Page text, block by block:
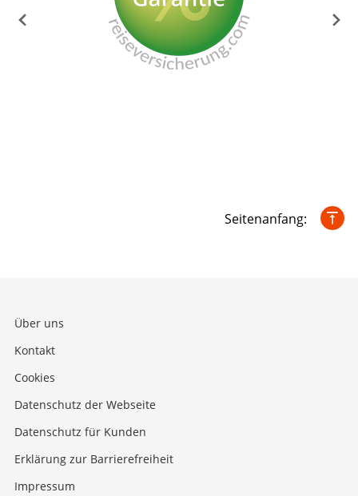
Seitenanfang:
Über uns
Kontakt
Cookies
Datenschutz der Webseite
Datenschutz für Kunden
Erklärung zur Barrierefreiheit
Impressum